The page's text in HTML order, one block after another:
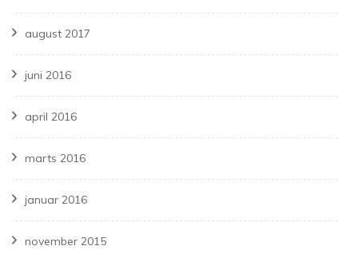
august 2017
juni 2016
april 2016
marts 2016
januar 2016
november 2015